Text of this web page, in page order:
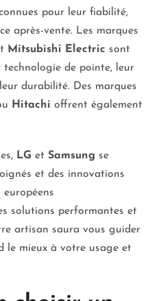
pour leur fiabilité,
après-vente. Les marques
Mitsubishi Electric sont
technologie de pointe, leur
durabilité. Des marques
Hitachi offrent également
LG et Samsung se
et des innovations
européens
solutions performantes et
artisan saura vous guider
le mieux à votre usage et